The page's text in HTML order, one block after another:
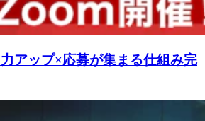
アップ×応募が集まる仕組み完